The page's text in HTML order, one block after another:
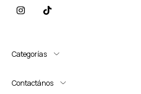
Categorías
Contactános